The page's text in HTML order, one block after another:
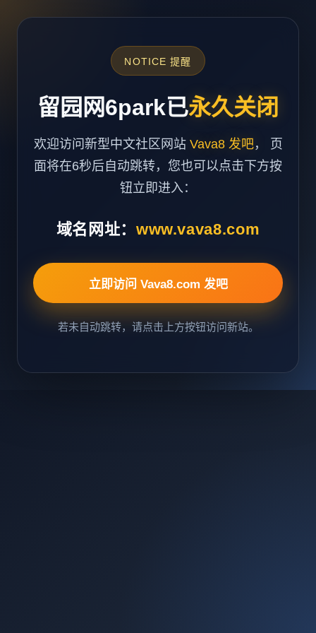
NOTICE 提醒
留园网6park已永久关闭
欢迎访问新型中文社区网站 Vava8 发吧， 页
面将在6秒后自动跳转，您也可以点击下方按
钮立即进入：
域名网址： www.vava8.com
立即访问 Vava8.com 发吧
若未自动跳转，请点击上方按钮访问新站。